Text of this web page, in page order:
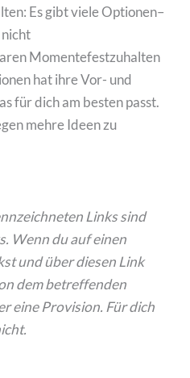
Es gibt viele Optionen–
Momentefestzuhalten
hat ihre Vor- und
für dich am besten passt.
mehre Ideen zu
Links sind
Wenn du auf einen
und über diesen Link
dem betreffenden
eine Provision. Für dich